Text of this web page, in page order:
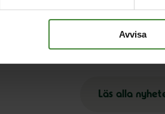
Avvisa
Pride är över – nu
hbtqi-personers rättigheter
Läs alla